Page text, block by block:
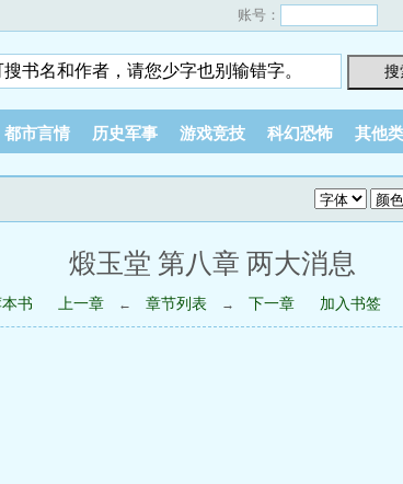
账号：
都市言情 历史军事 游戏竞技 科幻恐怖 其他
煅玉堂 第八章 两大消息
书 上一章 ← 章节列表 → 下一章 加入书签